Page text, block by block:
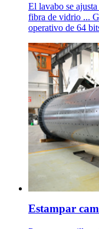
El lavabo se
fibra de vidrio ...
operativo de 64
Estampar